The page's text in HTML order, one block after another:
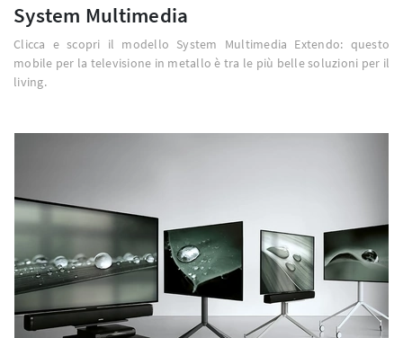
System Multimedia
Clicca e scopri il modello System Multimedia Extendo: questo
mobile per la televisione in metallo è tra le più belle soluzioni per il
living.